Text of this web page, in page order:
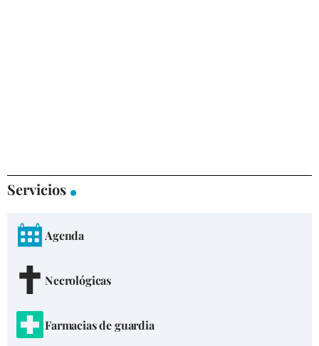
Servicios
Agenda
Necrológicas
Farmacias de guardia